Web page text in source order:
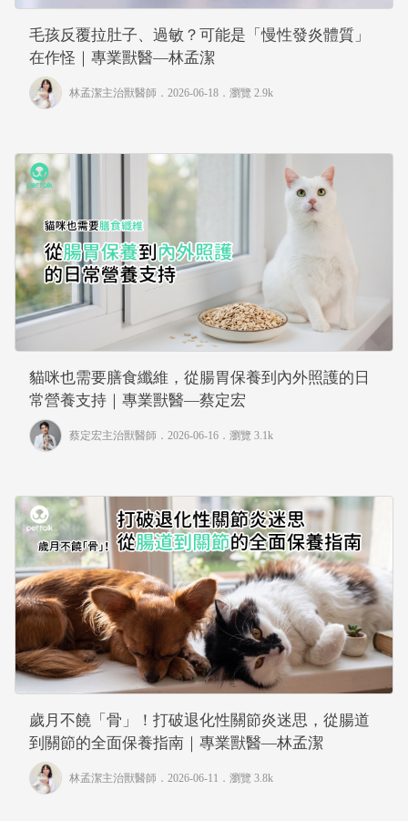
毛孩反覆拉肚子、過敏？可能是「慢性發炎體質」
在作怪｜專業獸醫—林孟潔
林孟潔主治獸醫師 ．2026-06-18． 瀏覽 2.9k
貓咪也需要膳食纖維，從腸胃保養到內外照護的日
常營養支持｜專業獸醫—蔡定宏
蔡定宏主治獸醫師 ．2026-06-16． 瀏覽 3.1k
歲月不饒「骨」！打破退化性關節炎迷思，從腸道
到關節的全面保養指南｜專業獸醫—林孟潔
林孟潔主治獸醫師 ．2026-06-11． 瀏覽 3.8k